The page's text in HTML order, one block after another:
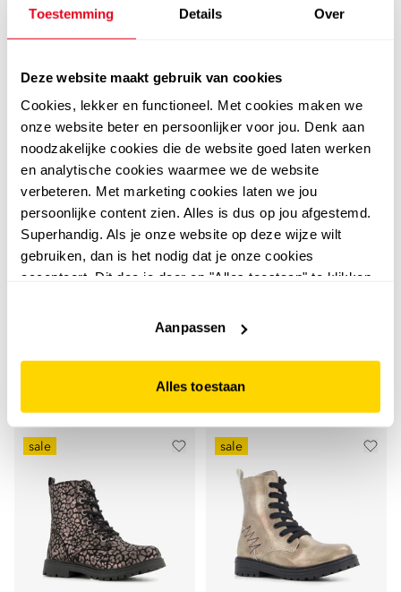
Toestemming Details Over
Deze website maakt gebruik van cookies
Cookies, lekker en functioneel. Met cookies maken we
onze website beter en persoonlijker voor jou. Denk aan
noodzakelijke cookies die de website goed laten werken
en analytische cookies waarmee we de website
verbeteren. Met marketing cookies laten we jou
persoonlijke content zien. Alles is dus op jou afgestemd.
Superhandig. Als je onze website op deze wijze wilt
gebruiken, dan is het nodig dat je onze cookies
accepteert. Dit doe je door op "Alles toestaan" te klikken.
website niet optimaal functioneert.
Aanpassen
Alles toestaan
sale
Blue Box
17
sale
Blue Box
zilverkleurig
15
sale sale